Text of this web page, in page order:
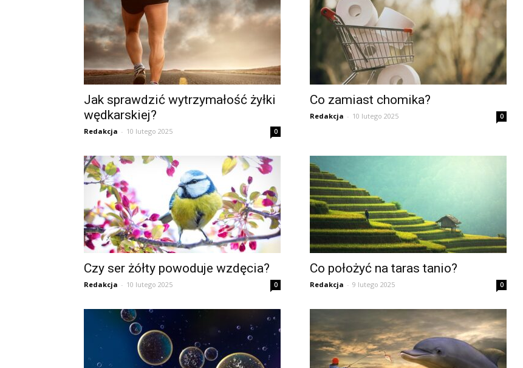
Jak sprawdzić wytrzymałość żyłki
wędkarskiej?
Redakcja - 10 lutego 2025 0
Co zamiast chomika?
Redakcja - 10 lutego 2025 0
Czy ser żółty powoduje wzdęcia?
Redakcja - 10 lutego 2025 0
Co położyć na taras tanio?
Redakcja - 9 lutego 2025 0